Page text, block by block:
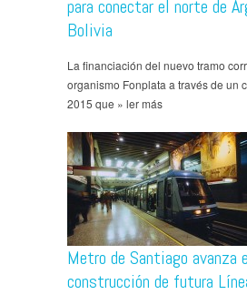
para conectar el norte de
Bolivia
La financiación del nuevo tramo
organismo Fonplata a través de un
2015 que » ler más
Metro de Santiago avanza
construcción de futura